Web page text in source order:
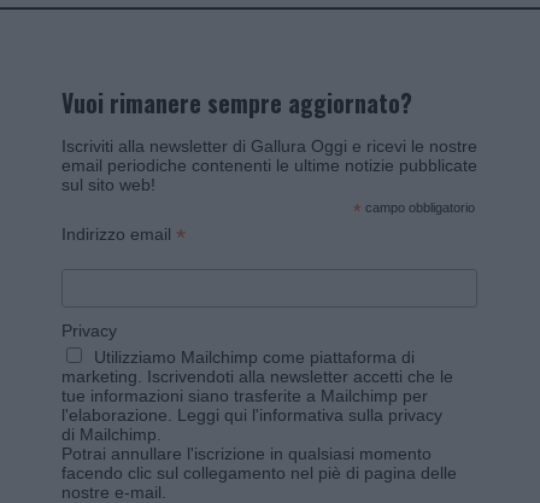
Vuoi rimanere sempre aggiornato?
Iscriviti alla newsletter di Gallura Oggi e ricevi le nostre
email periodiche contenenti le ultime notizie pubblicate
sul sito web!
* campo obbligatorio
Indirizzo email *
Privacy
Utilizziamo Mailchimp come piattaforma di
marketing. Iscrivendoti alla newsletter accetti che le
tue informazioni siano trasferite a Mailchimp per
l'elaborazione. Leggi qui l'informativa sulla privacy
di Mailchimp
Potrai annullare l'iscrizione in qualsiasi momento
facendo clic sul collegamento nel piè di pagina delle
nostre e-mail.